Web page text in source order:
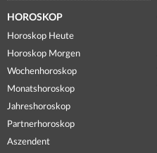
HOROSKOP
Horoskop Heute
Horoskop Morgen
Wochenhoroskop
Monatshoroskop
Jahreshoroskop
Partnerhoroskop
Aszendent